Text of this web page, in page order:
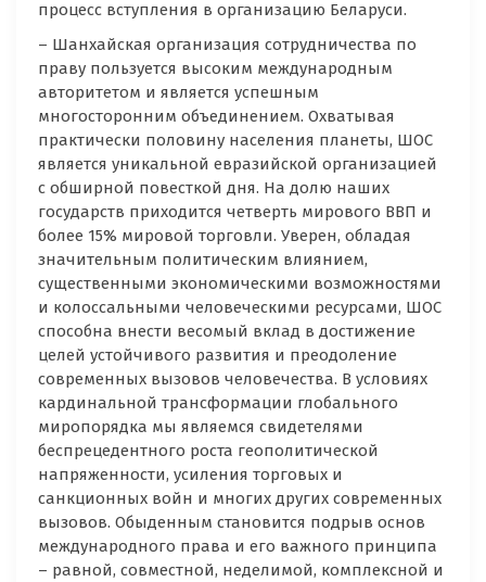
процесс вступления в организацию Беларуси.
– Шанхайская организация сотрудничества по
праву пользуется высоким международным
авторитетом и является успешным
многосторонним объединением. Охватывая
практически половину населения планеты, ШОС
является уникальной евразийской организацией
с обширной повесткой дня. На долю наших
государств приходится четверть мирового ВВП и
более 15% мировой торговли. Уверен, обладая
значительным политическим влиянием,
существенными экономическими возможностями
и колоссальными человеческими ресурсами, ШОС
способна внести весомый вклад в достижение
целей устойчивого развития и преодоление
современных вызовов человечества. В условиях
кардинальной трансформации глобального
миропорядка мы являемся свидетелями
беспрецедентного роста геополитической
напряженности, усиления торговых и
санкционных войн и многих других современных
вызовов. Обыденным становится подрыв основ
международного права и его важного принципа
– равной, совместной, неделимой, комплексной и